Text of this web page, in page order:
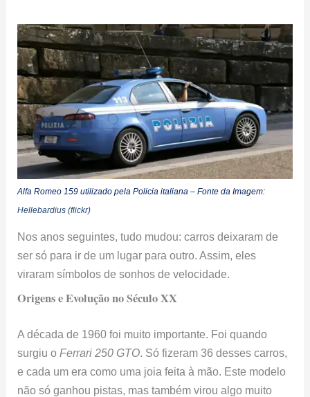
Alfa Romeo 159 utilizado pela Policia italiana – Fonte da Imagem:
Hellebardius (flickr)
Nos anos seguintes, tudo mudou: carros deixaram de
ser só para ir de um lugar para outro. Assim, eles
viraram símbolos de sonhos de velocidade.
Origens e Evolução no Século XX
A década de 1960 foi muito importante. Foi quando
surgiu oFerrari 250 GTO. Só fizeram 36 desses carros,
e cada um era como uma joia feita à mão. Este modelo
não só ganhou pistas, mas também virou algo muito